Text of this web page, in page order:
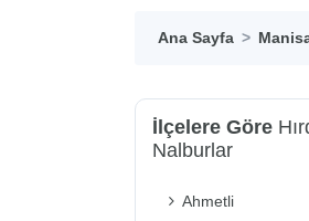
Ana Sayfa
İlçelere Göre
Nalburlar
Ahmetli